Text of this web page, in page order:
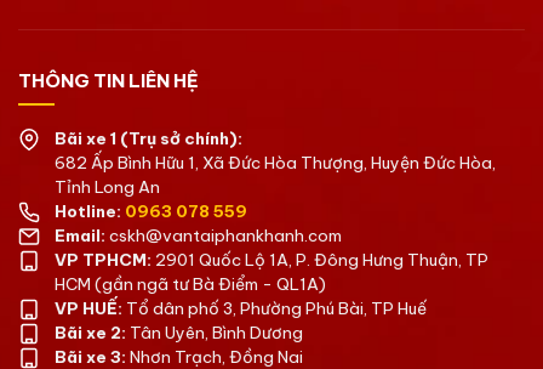
THÔNG TIN LIÊN HỆ
Bãi xe 1 (Trụ sở chính):
682 Ấp Bình Hữu 1, Xã Đức Hòa Thượng, Huyện Đức Hòa,
Tỉnh Long An
Hotline: 0963 078 559
Email: cskh@vantaiphankhanh.com
VP TPHCM: 2901 Quốc Lộ 1A, P. Đông Hưng Thuận, TP
HCM (gần ngã tư Bà Điểm - QL1A)
VP HUẾ: Tổ dân phố 3, Phường Phú Bài, TP Huế
Bãi xe 2: Tân Uyên, Bình Dương
Bãi xe 3: Nhơn Trạch, Đồng Nai